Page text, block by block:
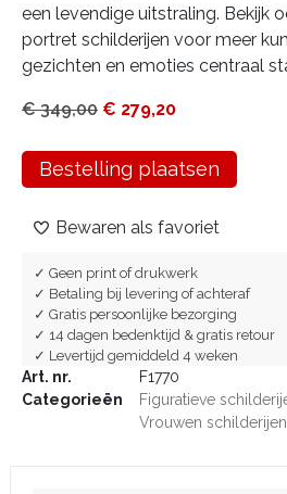
een levendige uitstraling. Bekijk
portret schilderijen voor meer
gezichten en emoties centraal
€349,00 € 279,20
Bestelling plaatsen
Bewaren als favoriet
✓ Geen print of drukwerk
✓ Betaling bij levering of achteraf
✓ Gratis persoonlijke bezorging
✓ 14 dagen bedenktijd & gratis retour
✓ Levertijd gemiddeld 4 weken
Art. nr.
F1770
Categorieën
Figuratieve
Vrouwen schilderijen